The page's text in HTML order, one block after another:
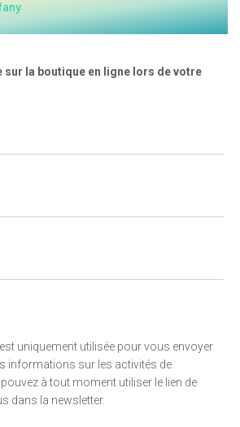
sur la boutique en ligne lors de votre
uniquement utilisée pour vous envoyer
informations sur les activités de
à tout moment utiliser le lien de
dans la newsletter.